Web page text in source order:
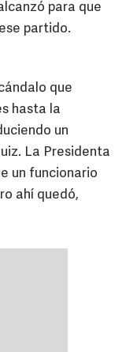
para que
partido.
que
hasta la
un
La Presidenta
un funcionario
ahí quedó,